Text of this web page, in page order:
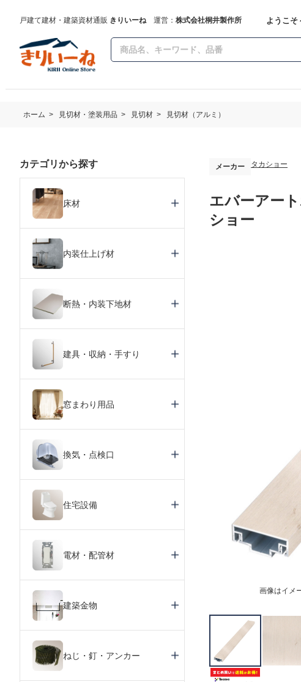
戸建て建材・建築資材通販 きりいーね運営： 株式会社桐井製作所 ようこそ
ホーム > 見切材・塗装用品 > 見切材 > 見切材（アルミ）
メーカー タカショー
エバーアー
ショー
画像はイメ
カテゴリから探す
床材
内装仕上げ材
断熱・内装下地材
建具・収納・手すり
窓まわり用品
換気・点検口
住宅設備
電材・配管材
建築金物
ねじ・釘・アンカー